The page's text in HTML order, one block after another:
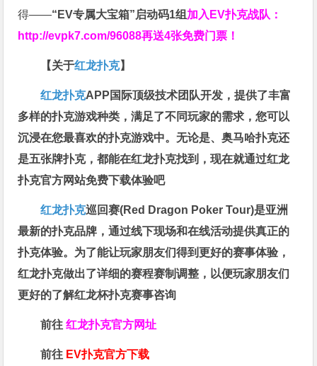
得——“EV专属大宝箱”启动码1组 加入EV扑克战队：
http://evpk7.com/96088再送4张免费门票！
【关于红龙扑克】
红龙扑克APP国际顶级技术团队开发，提供了丰富
多样的扑克游戏种类，满足了不同玩家的需求，您可以
沉浸在您最喜欢的扑克游戏中。无论是、奥马哈扑克还
是五张牌扑克，都能在红龙扑克找到，现在就通过红龙
扑克官方网站免费下载体验吧
红龙扑克巡回赛​(Red Dragon Poker Tour)是亚洲
最新的扑克品牌，通过线下现场和在线活动提供真正的
扑克体验。为了能让玩家朋友们得到更好的赛事体验，
红龙扑克做出了详细的赛程赛制调整，以便玩家朋友们
更好的了解红龙杯扑克赛事咨询
前往红龙扑克官方网址
前往 EV扑克官方下载